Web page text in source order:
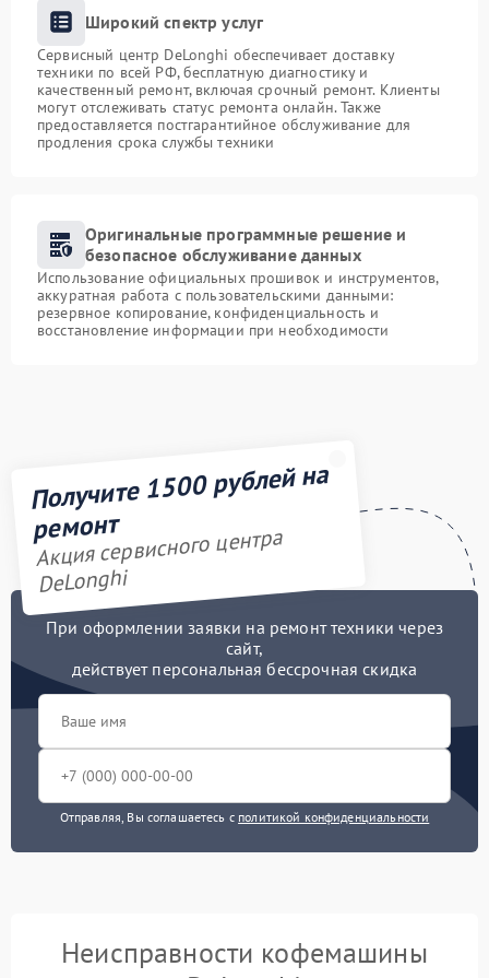
Широкий спектр услуг
Сервисный центр DeLonghi обеспечивает доставку
техники по всей РФ, бесплатную диагностику и
качественный ремонт, включая срочный ремонт. Клиенты
могут отслеживать статус ремонта онлайн. Также
предоставляется постгарантийное обслуживание для
продления срока службы техники
Оригинальные программные решение и
безопасное обслуживание данных
Использование официальных прошивок и инструментов,
аккуратная работа с пользовательскими данными:
резервное копирование, конфиденциальность и
восстановление информации при необходимости
Получите 1500 рублей на
ремонт
Акция сервисного центра
DeLonghi
При оформлении заявки на ремонт техники через
сайт,
действует персональная бессрочная скидка
Отправляя, Вы соглашаетесь с политикой конфиденциальности
Неисправности кофемашины